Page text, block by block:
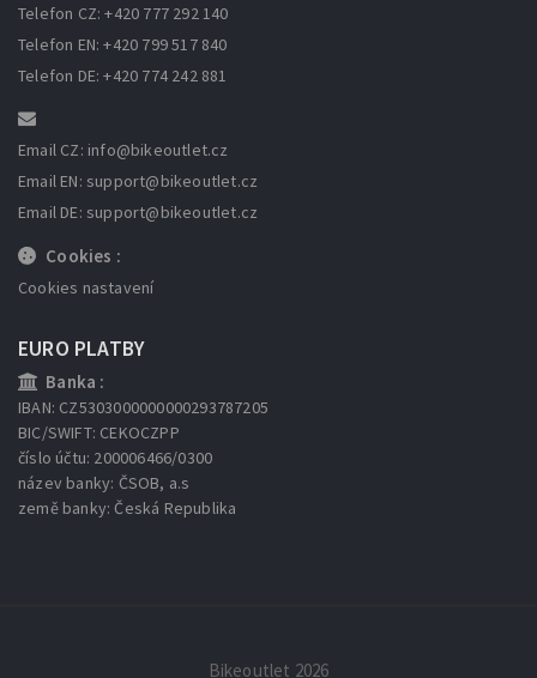
Telefon CZ: +420 777 292 140
Telefon EN: +420 799 517 840
Telefon DE: +420 774 242 881
Email CZ: info@bikeoutlet.cz
Email EN: support@bikeoutlet.cz
Email DE: support@bikeoutlet.cz
Cookies :
Cookies nastavení
EURO PLATBY
Banka :
IBAN: CZ5303000000000293787205
BIC/SWIFT: CEKOCZPP
číslo účtu: 200006466/0300
název banky: ČSOB, a.s
země banky: Česká Republika
Bikeoutlet 2026